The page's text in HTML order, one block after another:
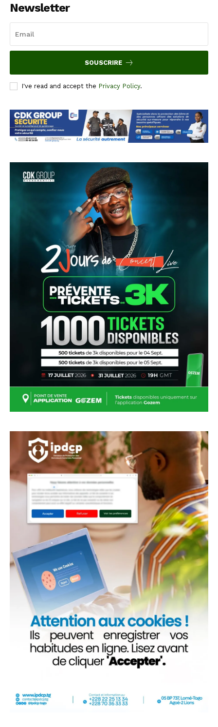
Newsletter
SOUSCRIRE
I've read and accept the Privacy Policy.